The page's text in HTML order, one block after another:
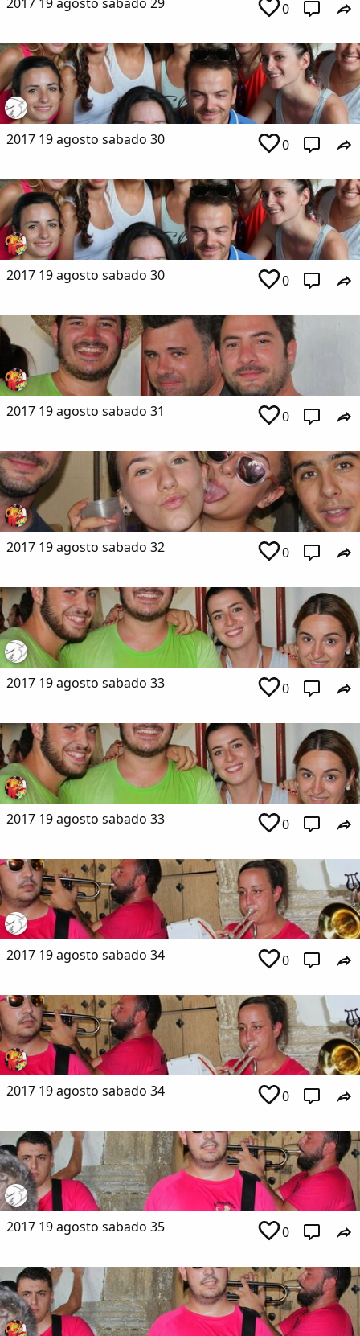
0
2017 19 agosto sabado 30 0
2017 19 agosto sabado 30 0
2017 19 agosto sabado 31 0
2017 19 agosto sabado 32 0
2017 19 agosto sabado 33 0
2017 19 agosto sabado 33 0
2017 19 agosto sabado 34 0
2017 19 agosto sabado 34 0
2017 19 agosto sabado 35 0
Copiar enlace